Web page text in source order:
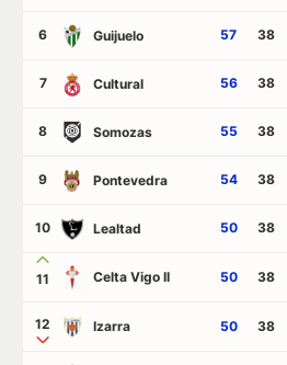
6 Guijuelo 57 38
7 Cultural 56 38
8 Somozas 55 38
9 Pontevedra 54 38
10 Lealtad 50 38
11 Celta Vigo II 50 38
12 Izarra 50 38